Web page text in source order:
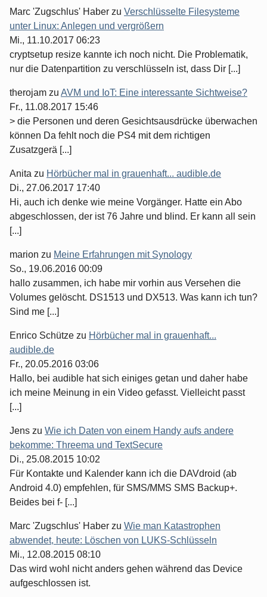
Marc 'Zugschlus' Haber zu Verschlüsselte Filesysteme
unter Linux: Anlegen und vergrößern
Mi., 11.10.2017 06:23
cryptsetup resize kannte ich noch nicht. Die Problematik,
nur die Datenpartition zu verschlüsseln ist, dass Dir [...]
therojam zu AVM und IoT: Eine interessante Sichtweise?
Fr., 11.08.2017 15:46
> die Personen und deren Gesichtsausdrücke überwachen
können Da fehlt noch die PS4 mit dem richtigen
Zusatzgerä [...]
Anita zu Hörbücher mal in grauenhaft... audible.de
Di., 27.06.2017 17:40
Hi, auch ich denke wie meine Vorgänger. Hatte ein Abo
abgeschlossen, der ist 76 Jahre und blind. Er kann all sein
[...]
marion zu Meine Erfahrungen mit Synology
So., 19.06.2016 00:09
hallo zusammen, ich habe mir vorhin aus Versehen die
Volumes gelöscht. DS1513 und DX513. Was kann ich tun?
Sind me [...]
Enrico Schütze zu Hörbücher mal in grauenhaft...
audible.de
Fr., 20.05.2016 03:06
Hallo, bei audible hat sich einiges getan und daher habe
ich meine Meinung in ein Video gefasst. Vielleicht passt
[...]
Jens zu Wie ich Daten von einem Handy aufs andere
bekomme: Threema und TextSecure
Di., 25.08.2015 10:02
Für Kontakte und Kalender kann ich die DAVdroid (ab
Android 4.0) empfehlen, für SMS/MMS SMS Backup+.
Beides bei f- [...]
Marc 'Zugschlus' Haber zu Wie man Katastrophen
abwendet, heute: Löschen von LUKS-Schlüsseln
Mi., 12.08.2015 08:10
Das wird wohl nicht anders gehen während das Device
aufgeschlossen ist.